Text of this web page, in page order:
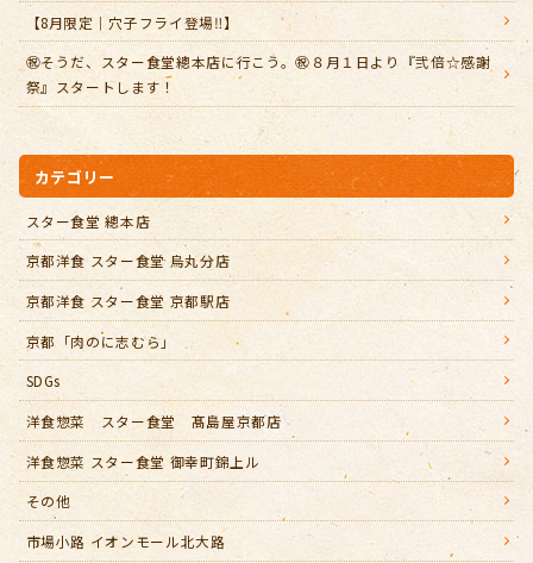
【8月限定｜穴子フライ登場‼️】
㊗️そうだ、スター食堂總本店に行こう。㊗️８月１日より『弐倍☆感謝
祭』スタートします！
カテゴリー
スター食堂 總本店
京都洋食 スター食堂 烏丸分店
京都洋食 スター食堂 京都駅店
京都「肉のに志むら」
SDGs
洋食惣菜 スター食堂 髙島屋京都店
洋食惣菜 スター食堂 御幸町錦上ル
その他
市場小路 イオンモール北大路